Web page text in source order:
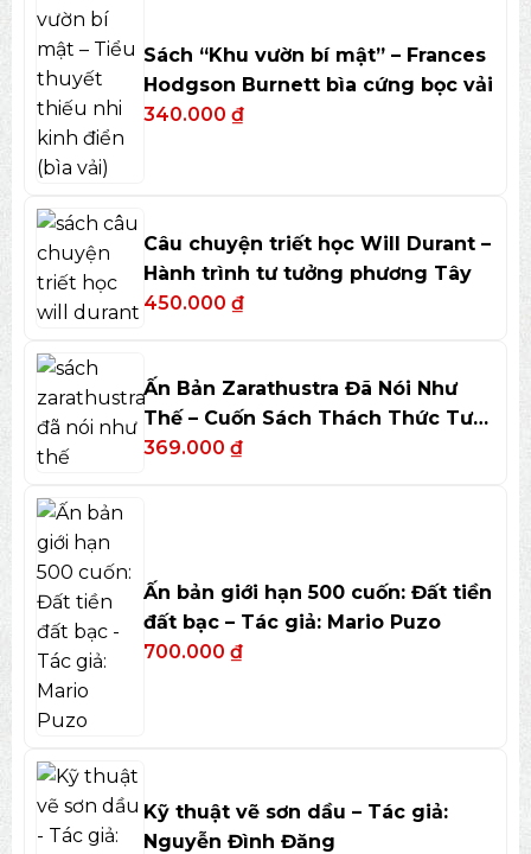
Sách “Khu vườn bí mật” – Frances
Hodgson Burnett bìa cứng bọc vải
340.000 ₫
Câu chuyện triết học Will Durant –
Hành trình tư tưởng phương Tây
450.000 ₫
Ấn Bản Zarathustra Đã Nói Như
Thế – Cuốn Sách Thách Thức Tư
Duy
369.000 ₫
Ấn bản giới hạn 500 cuốn: Đất tiền
đất bạc – Tác giả: Mario Puzo
700.000 ₫
Kỹ thuật vẽ sơn dầu – Tác giả:
Nguyễn Đình Đăng